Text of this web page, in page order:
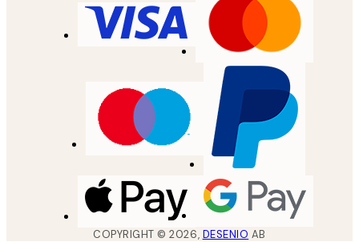
COPYRIGHT ©2026, DESENIO AB